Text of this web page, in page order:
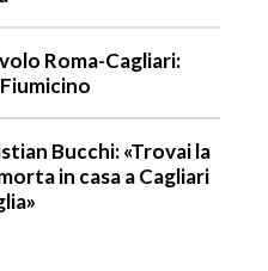
Roma-Cagliari:
Bucchi: «Trovai la
in casa a Cagliari